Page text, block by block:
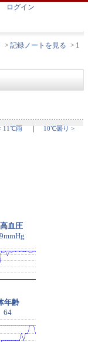
ログイン
> 記録ノートを見る > 1
11℃雨 ｜ 10℃曇り >
血圧
年齢
64